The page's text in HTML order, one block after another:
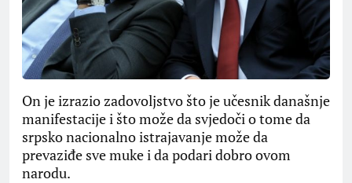
On je izrazio zadovoljstvo što je učesnik današnje
manifestacije i što može da svjedoči o tome da
srpsko nacionalno istrajavanje može da
prevaziđe sve muke i da podari dobro ovom
narodu.